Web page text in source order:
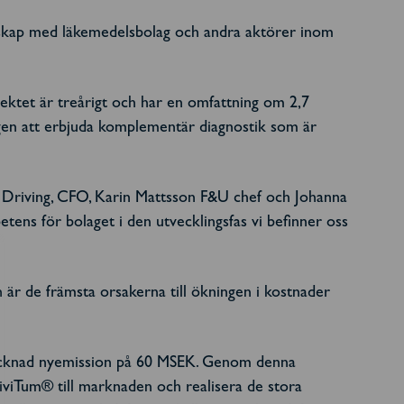
med läkemedelsbolag och andra aktörer inom
är treårigt och har en omfattning om 2,7
att erbjuda komplementär diagnostik som är
CFO, Karin Mattsson F&U chef och Johanna
för bolaget i den utvecklingsfas vi befinner oss
de främsta orsakerna till ökningen i kostnader
nyemission på 60 MSEK. Genom denna
till marknaden och realisera de stora